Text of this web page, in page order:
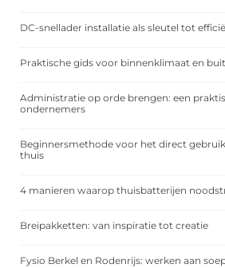
DC-snellader installatie als sleutel tot
Praktische gids voor binnenklimaat en
Administratie op orde brengen: een
ondernemers
Beginnersmethode voor het direct
thuis
4 manieren waarop thuisbatterijen
Breipakketten: van inspiratie tot creatie
Fysio Berkel en Rodenrijs: werken aan